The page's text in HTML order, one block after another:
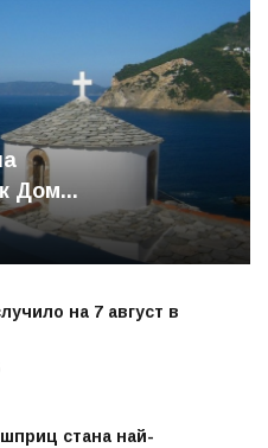
Дом...
на 7 август в
стана най-